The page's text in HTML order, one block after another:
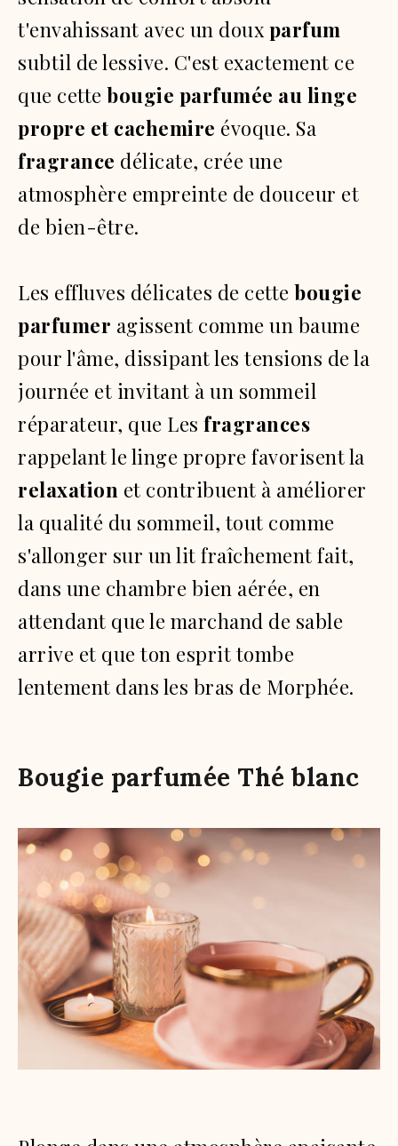
t'envahissant avec un doux parfum
subtil de lessive. C'est exactement ce
que cette bougie parfumée au linge
propre et cachemire évoque. Sa
fragrance délicate, crée une
atmosphère empreinte de douceur et
de bien-être.
Les effluves délicates de cette bougie
parfumer agissent comme un baume
pour l'âme, dissipant les tensions de la
journée et invitant à un sommeil
réparateur, que Les fragrances
rappelant le linge propre favorisent la
relaxation et contribuent à améliorer
la qualité du sommeil, tout comme
s'allonger sur un lit fraîchement fait,
dans une chambre bien aérée, en
attendant que le marchand de sable
arrive et que ton esprit tombe
lentement dans les bras de Morphée.
Bougie parfumée Thé blanc